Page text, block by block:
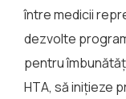
între medicii
dezvolte
pentru
HTA, să iniţieze